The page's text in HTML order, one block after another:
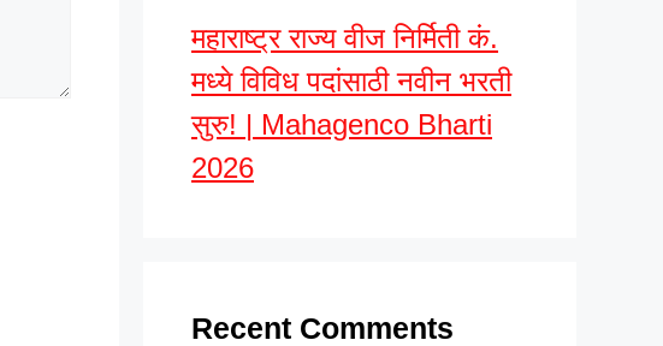
महाराष्ट्र राज्य वीज निर्मिती कं.
मध्ये विविध पदांसाठी नवीन भरती
सुरु! | Mahagenco Bharti
2026
Recent Comments